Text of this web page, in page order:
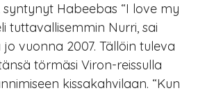
syntynyt Habeebas “I love my
tuttavallisemmin Nurri, sai
jo vuonna 2007. Tällöin tuleva
törmäsi Viron-reissulla
kissakahvilaan. “Kun